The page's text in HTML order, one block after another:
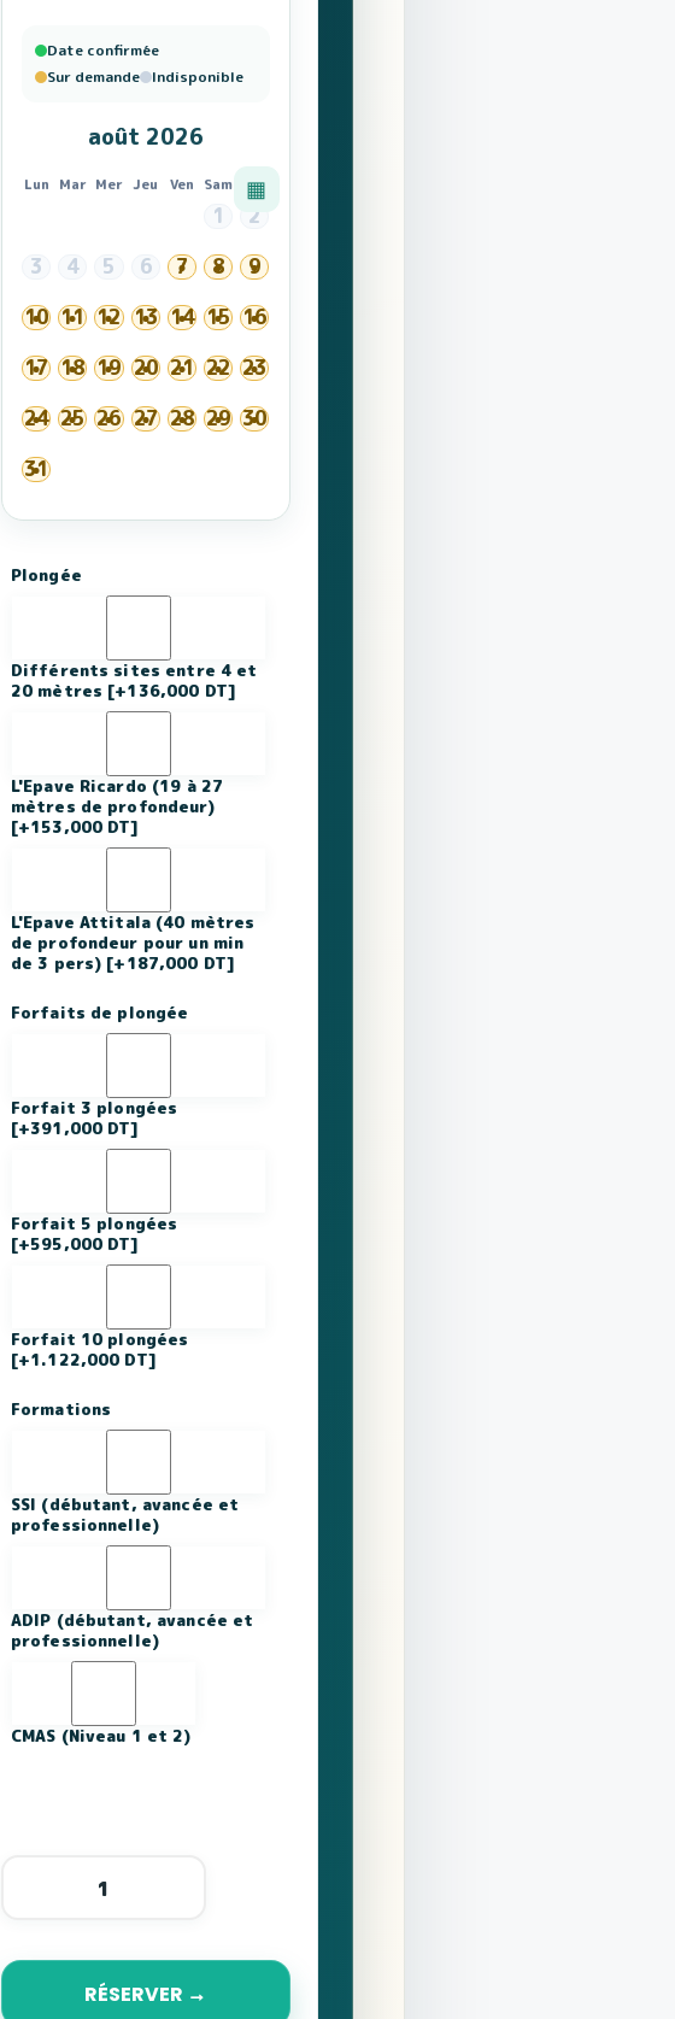
Date confirmée
Sur demande Indisponible
août 2026
Lun Mar Mer Jeu Ven Sam Dim
1
2
3
4 5 6 7 8
9
10 11 12 13 14 15 16
17 18 19 20 21 22 23
24 25 26 27 28 29 30
31
▦
Plongée
Différents sites entre 4 et
20 mètres [+136,000 DT]
L'Epave Ricardo (19 à 27
mètres de profondeur)
[+153,000 DT]
L'Epave Attitala (40 mètres
de profondeur pour un min
de 3 pers) [+187,000 DT]
Forfaits de plongée
Forfait 3 plongées
[+391,000 DT]
Forfait 5 plongées
[+595,000 DT]
Forfait 10 plongées
[+1.122,000 DT]
Formations
SSI (débutant, avancée et
professionnelle)
ADIP (débutant, avancée et
professionnelle)
CMAS (Niveau 1 et 2)
à
avec
RÉSERVER